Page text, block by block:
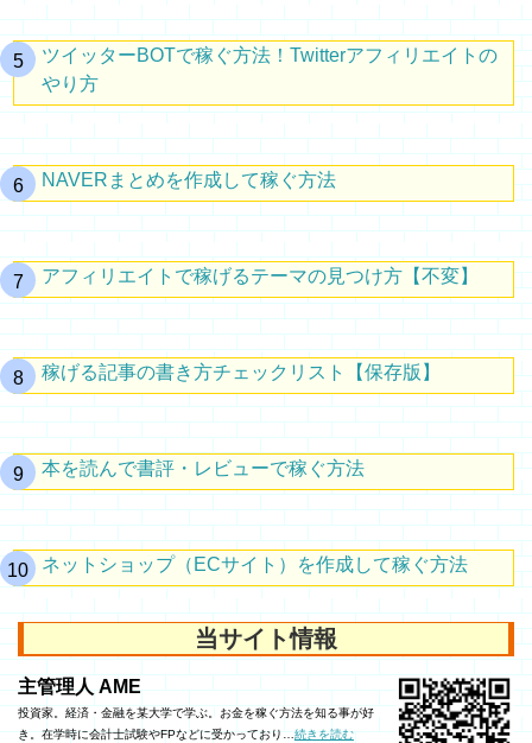
ツイッターBOTで稼ぐ方法！Twitterアフィリエイトの
やり方
NAVERまとめを作成して稼ぐ方法
アフィリエイトで稼げるテーマの見つけ方【不変】
稼げる記事の書き方チェックリスト【保存版】
本を読んで書評・レビューで稼ぐ方法
ネットショップ（ECサイト）を作成して稼ぐ方法
当サイト情報
主管理人 AME
投資家。経済・金融を某大学で学ぶ。お金を稼ぐ方法を知る事が好
き。在学時に会計士試験やFPなどに受かっており…続きを読む